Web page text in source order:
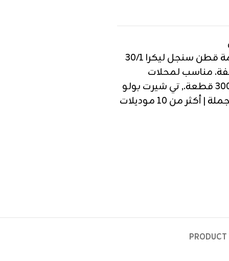
تي شيرت بولو أولادي بالياقة خامة قطن سنجل ليكرا 30/1
مختلفة. مناسب لمحلات
,تي شيرت بولو
من 10 موديلات
PRODUCT